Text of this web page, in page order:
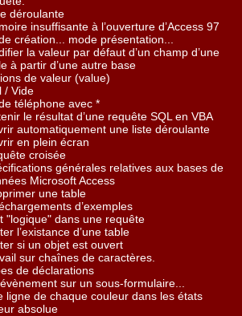
déroulante
insuffisante à l’ouverture d’Access 97
création... mode présentation...
la valeur par défaut d’un champ d’une
à partir d’une autre base
de valeur (value)
/ Vide
téléphone avec *
le résultat d’une requête SQL en VBA
automatiquement une liste déroulante
en plein écran
croisée
générales relatives aux bases de
Microsoft Access
une table
d’exemples
"logique" dans une requête
l’existance d’une table
si un objet est ouvert
sur chaînes de caractères.
de déclarations
sur un sous-formulaire...
ligne de chaque couleur dans les états
absolue